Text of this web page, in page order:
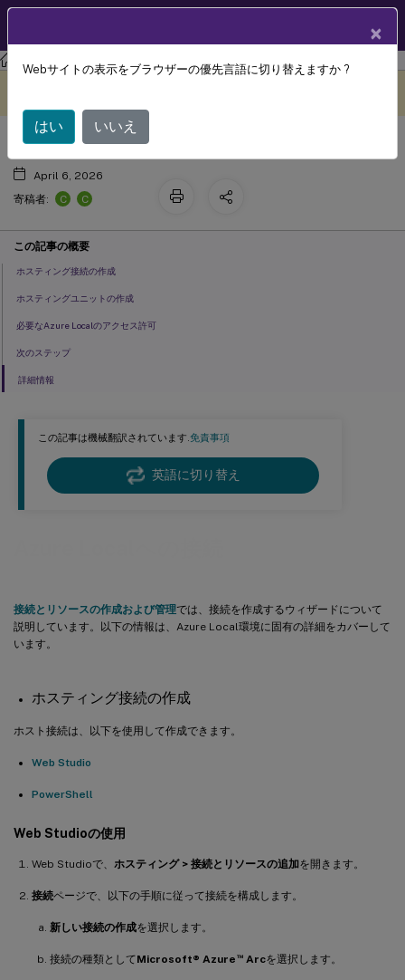
Citrix Virtual Apps and Desktops7 2511
この記事は機械翻訳されています.免責事項
英語に切り替え
接続とリソースの作成および管理では、接続を作成するウィザードについて
説明しています。以下の情報は、Azure Local環境に固有の詳細をカバーして
います。
ホスティング接続の作成
ホスト接続は、以下を使用して作成できます。
Web Studio
PowerShell
Web Studioの使用
Web Studioで、 ホスティング > 接続とリソースの追加を開きます。
接続ページで、以下の手順に従って接続を構成します。
新しい接続の作成を選択します。
接続の種類としてMicrosoft® Azure ™Arcを選択します。
Azure Localへの接続
April 6, 2026
寄稿者:
C C
この記事の概要
ホスティング接続の作成
ホスティングユニットの作成
必要なAzure Localのアクセス許可
次のステップ
詳細情報
×
Webサイトの表示をブラウザーの優先言語に切り替えますか ?
はい いいえ